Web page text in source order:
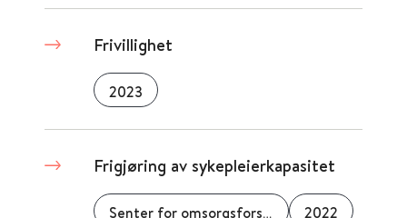
Frivillighet
2023
Frigjøring av sykepleierkapasitet
Senter for omsorgsforskning 2022